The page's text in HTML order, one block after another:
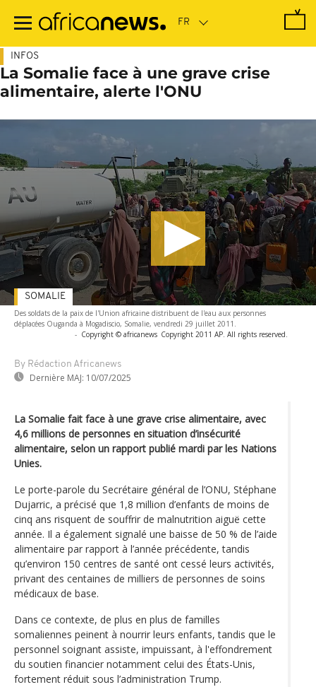
contenu
INFOS
La Somalie face à une grave crise
alimentaire, alerte l'ONU
Des soldats de la paix de l'Union africaine distribuent de l'eau aux personnes
déplacées Ouganda à Mogadiscio, Somalie, vendredi 29 juillet 2011.
- Copyright © africanews Copyright 2011 AP. All rights reserved.
By Rédaction Africanews
Dernière MAJ: 10/07/2025
SOMALIE
La Somalie fait face à une grave crise alimentaire, avec
4,6 millions de personnes en situation d’insécurité
alimentaire, selon un rapport publié mardi par les Nations
Unies.
Le porte-parole du Secrétaire général de l’ONU, Stéphane
Dujarric, a précisé que 1,8 million d’enfants de moins de
cinq ans risquent de souffrir de malnutrition aiguë cette
année. Il a également signalé une baisse de 50 % de l’aide
alimentaire par rapport à l’année précédente, tandis
qu’environ 150 centres de santé ont cessé leurs activités,
privant des centaines de milliers de personnes de soins
médicaux de base.
Dans ce contexte, de plus en plus de familles
somaliennes peinent à nourrir leurs enfants, tandis que le
personnel soignant assiste, impuissant, à l'effondrement
du soutien financier notamment celui des États-Unis,
fortement réduit sous l’administration Trump.